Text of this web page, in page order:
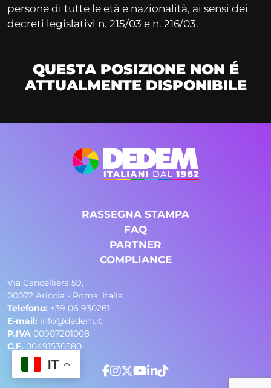
persone di tutte le età e nazionalità, ai sensi dei
decreti legislativi n. 215/03 e n. 216/03.
QUESTA POSIZIONE NON É
ATTUALMENTE DISPONIBILE
RASSEGNA STAMPA
FAQ
PARTNER
COMPLIANCE
Via Cancelliera 59,
00072 Ariccia - Roma, Italia
Telefono: +39 06 930261
E-mail: info@dedem.it
P.IVA 00907201008
C.F. 00491530580
IT